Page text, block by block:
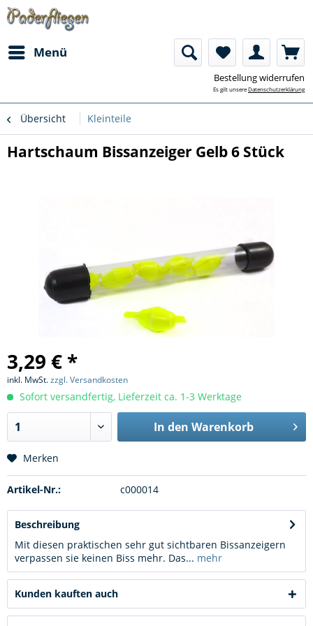
Menü
Bestellung widerrufen
Es gilt unsereDatenschutzerklärung
Übersicht Kleinteile
Hartschaum Bissanzeiger Gelb 6 Stück
3,29 € *
inkl. MwSt.zzgl. Versandkosten
Sofort versandfertig, Lieferzeit ca. 1-3 Werktage
In den Warenkorb
Merken
Artikel-Nr.: c000014
Beschreibung
Mit diesen praktischen sehr gut sichtbaren Bissanzeigern
verpassen sie keinen Biss mehr. Das... mehr
Kunden kauften auch